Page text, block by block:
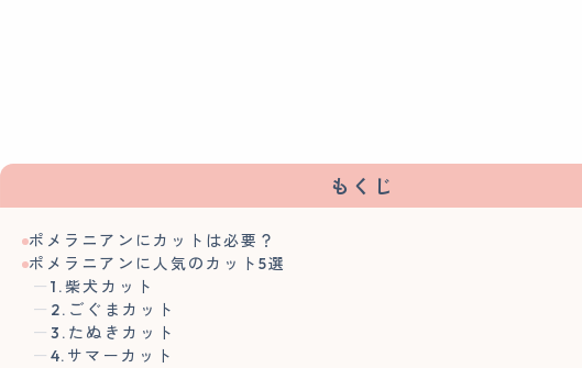
もくじ
ポメラニアンにカットは必要？
ポメラニアンに人気のカット5選
1.柴犬カット
2.ごぐまカット
3.たぬきカット
4.サマーカット